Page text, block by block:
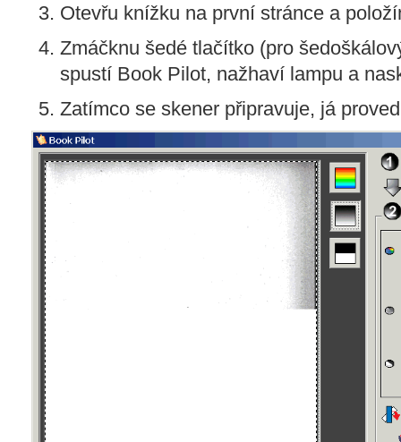
Otevřu knížku na první stránce a
Zmáčknu šedé tlačítko (pro
spustí Book Pilot, nažhaví lampu a
Zatímco se skener připravuje, já